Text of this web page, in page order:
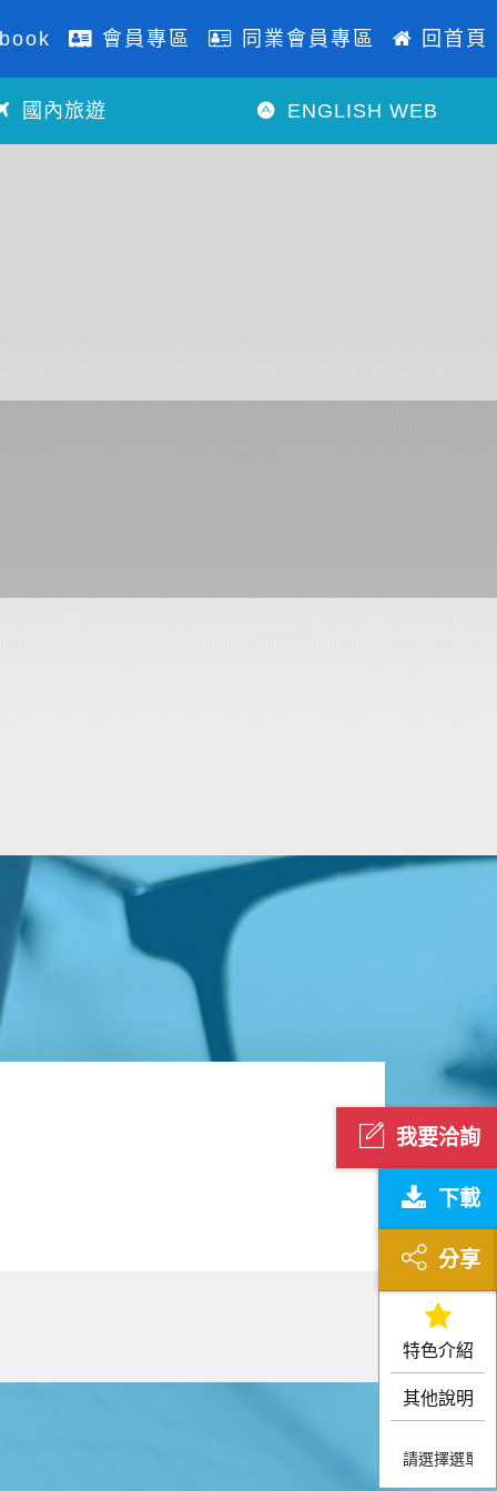
會員專區 同業會員專區 回首頁
國內旅遊 ENGLISH WEB
我要洽詢
下載
分享
特色介紹
其他說明